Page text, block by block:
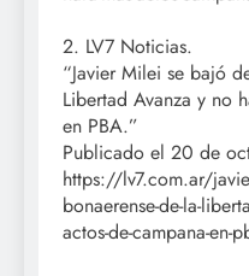
2. LV7 Noticias.
“Javier Milei se bajó
Libertad Avanza y no
en PBA.”
Publicado el 20 de
https://lv7.com.ar/
bonaerense-de-la-
actos-de-campana-en-